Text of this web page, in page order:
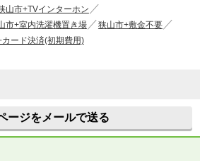
山市+TVインターホン
市+室内洗濯機置き場
狭山市+敷金不要
カード決済(初期費用)
ージをメールで送る